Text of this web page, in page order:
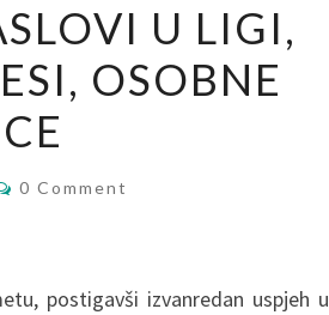
U LIGI,
OSOBNE
Comments
0 Comment
postigavši izvanredan uspjeh u